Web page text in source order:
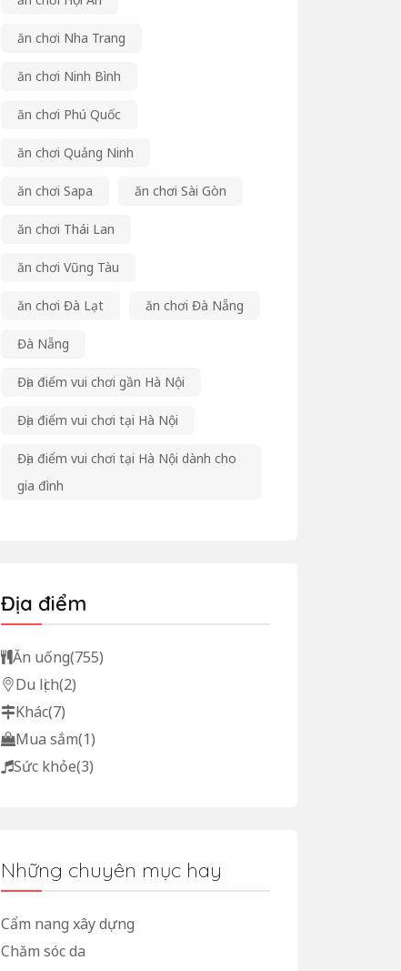
ăn chơi Nha Trang
ăn chơi Ninh Bình
ăn chơi Phú Quốc
ăn chơi Quảng Ninh
ăn chơi Sapa ăn chơi Sài Gòn
ăn chơi Thái Lan
ăn chơi Vũng Tàu
ăn chơi Đà Lạt ăn chơi Đà Nẵng
Đà Nẵng
Địa điểm vui chơi gần Hà Nội
Địa điểm vui chơi tại Hà Nội
Địa điểm vui chơi tại Hà Nội dành cho
gia đình
Địa điểm
Ăn uống(755)
Du lịch(2)
Khác(7)
Mua sắm(1)
Sức khỏe(3)
Những chuyên mục hay
Cẩm nang xây dựng
Chăm sóc da